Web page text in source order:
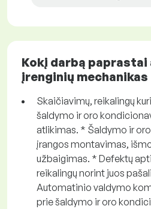
Kokį darbą paprastai
įrenginių mechanikas
Skaičiavimų, reikalingų
šaldymo ir oro
atlikimas. * Šaldymo ir
įrangos montavimas,
užbaigimas. * Defektų
reikalingų norint juos
Automatinio valdymo
prie šaldymo ir oro